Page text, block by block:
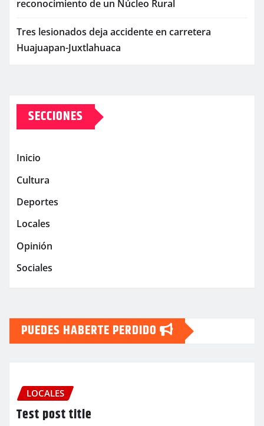
reconocimiento de un Núcleo Rural
Tres lesionados deja accidente en carretera
Huajuapan-Juxtlahuaca
SECCIONES
Inicio
Cultura
Deportes
Locales
Opinión
Sociales
PUEDES HABERTE PERDIDO
LOCALES
Test post title